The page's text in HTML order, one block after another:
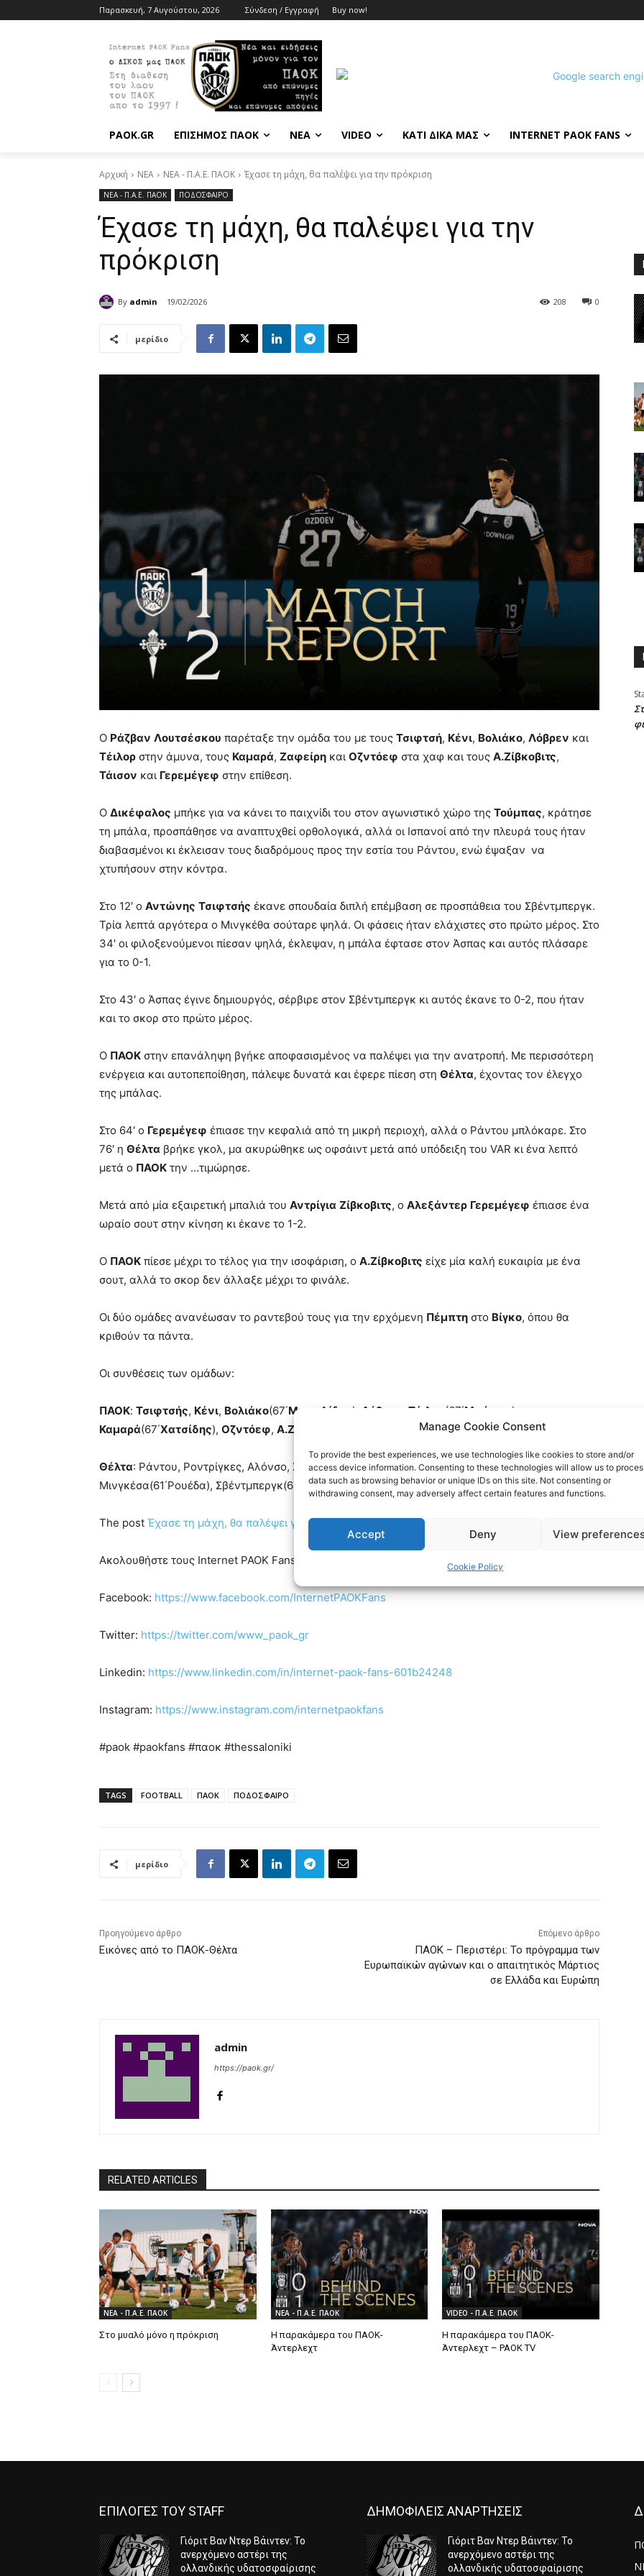
Manage Cookie Consent
To provide the best experiences, we use technologies like cookies to store and/or
access device information. Consenting to these technologies will allow us to
data such as browsing behavior or unique IDs on this site. Not consenting or
withdrawing consent, may adversely affect certain features and functions.
Accept Deny View
Cookie Policy
Παρασκευή, 7 Αυγούστου, 2026 Σύνδεση / Εγγραφή Buy now!
PAOK.GR ΕΠΙΣΗΜΟΣ ΠΑΟΚ ΝΕΑ VIDEO ΚΑΤΙ ΔΙΚΑ ΜΑΣ INTERNET PAOK FANS
Αρχική ΝΕΑ ΝΕΑ - Π.Α.Ε. ΠΑΟΚ Έχασε τη μάχη, θα παλέψει για την πρόκριση
ΝΕΑ - Π.Α.Ε. ΠΑΟΚ ΠΟΔΟΣΦΑΙΡΟ
Έχασε τη μάχη, θα παλέψει για την
πρόκριση
By admin 19/02/2026 0
208
μερίδιο
Ο Ράζβαν Λουτσέσκου παρέταξε την ομάδα του με τους Τσιφτσή, Κένι, Βολιάκο, Λόβρεν και
Τέιλορ στην άμυνα, τους Καμαρά, Ζαφείρη και Οζντόεφ στα χαφ και τους Α.Ζίβκοβιτς,
Τάισον και Γερεμέγεφ στην επίθεση.
Ο Δικέφαλος μπήκε για να κάνει το παιχνίδι του στον αγωνιστικό χώρο της Τούμπας, κράτησε
τη μπάλα, προσπάθησε να αναπτυχθεί ορθολογικά, αλλά οι Ισπανοί από την πλευρά τους ήταν
διαβασμένοι κι έκλεισαν τους διαδρόμους προς την εστία του Ράντου, ενώ έψαξαν να
χτυπήσουν στην κόντρα.
Στο 12′ ο Αντώνης Τσιφτσής έκανε σπουδαία διπλή επέμβαση σε προσπάθεια του Σβέντμπεργκ.
Τρία λεπτά αργότερα ο Μινγκέθα σούταρε ψηλά. Οι φάσεις ήταν ελάχιστες στο πρώτο μέρος. Στο
34′ οι φιλοξενούμενοι πίεσαν ψηλά, έκλεψαν, η μπάλα έφτασε στον Άσπας και αυτός πλάσαρε
για το 0-1.
Στο 43′ ο Άσπας έγινε δημιουργός, σέρβιρε στον Σβέντμπεργκ κι αυτός έκανε το 0-2, που ήταν
και το σκορ στο πρώτο μέρος.
Ο ΠΑΟΚ στην επανάληψη βγήκε αποφασισμένος να παλέψει για την ανατροπή. Με περισσότερη
ενέργεια και αυτοπεποίθηση, πάλεψε δυνατά και έφερε πίεση στη Θέλτα, έχοντας τον έλεγχο
της μπάλας.
Στο 64′ ο Γερεμέγεφ έπιασε την κεφαλιά από τη μικρή περιοχή, αλλά ο Ράντου μπλόκαρε. Στο
76′ η Θέλτα βρήκε γκολ, μα ακυρώθηκε ως οφσάιντ μετά από υπόδειξη του VAR κι ένα λεπτό
μετά ο ΠΑΟΚ την …τιμώρησε.
Μετά από μία εξαιρετική μπαλιά του Αντρίγια Ζίβκοβιτς, ο Αλεξάντερ Γερεμέγεφ έπιασε ένα
ωραίο σουτ στην κίνηση κι έκανε το 1-2.
Ο ΠΑΟΚ πίεσε μέχρι το τέλος για την ισοφάριση, ο Α.Ζίβκοβιτς είχε μία καλή ευκαιρία με ένα
σουτ, αλλά το σκορ δεν άλλαξε μέχρι το φινάλε.
Οι δύο ομάδες ανανέωσαν το ραντεβού τους για την ερχόμενη Πέμπτη στο Βίγκο, όπου θα
κριθούν τα πάντα.
Οι συνθέσεις των ομάδων:
ΠΑΟΚ: Τσιφτσής, Κένι, Βολιάκο(67΄Μιχαηλίδης ), Λόβρεν Τέιλορ (67΄Μπάμπα ),
Καμαρά(67΄Χατσίδης), Οζντόεφ, Α.Ζίβκοβιτς Ζαφείρης,Γερεμέγεφ.
Θέλτα: Ράντου, Ροντρίγκες, Αλόνσο, Στάρφελτ, Καρέιρα, Μορίμπα, Ρομάν(86΄Βεσίνο),
Μινγκέσα(61΄Ρουέδα), Σβέντμπεργκ(65΄Λόπες), Ιγκλέσιας(61΄Γιουτγκλά), Άσπας(65΄Άλβαρες).
The post Έχασε τη μάχη, θα παλέψει για την πρόκρισηappeared first on
Ακολουθήστε τους Internet PAOK Fans στα social media:
Facebook: https://www.facebook.com/InternetPAOKFans
Twitter: https://twitter.com/www_paok_gr
Linkedin: https://www.linkedin.com/in/internet-paok-fans-601b24248
Instagram: https://www.instagram.com/internetpaokfans
#paok #paokfans #παοκ #thessaloniki
TAGS FOOTBALL ΠΑΟΚ ΠΟΔΟΣΦΑΙΡΟ
μερίδιο
Προηγούμενο άρθρο
Εικόνες από το ΠΑΟΚ-Θέλτα
Επόμενο άρθρο
ΠΑΟΚ – Περιστέρι: Το πρόγραμμα των
Ευρωπαϊκών αγώνων και ο απαιτητικός Μάρτιος
σε Ελλάδα και Ευρώπη
admin
https://paok.gr/
RELATED ARTICLES
ΝΕΑ - Π.Α.Ε. ΠΑΟΚ
Στο μυαλό μόνο η πρόκριση
ΝΕΑ - Π.Α.Ε. ΠΑΟΚ
Η παρακάμερα του ΠΑΟΚ-
Άντερλεχτ
VIDEO - Π.Α.Ε. ΠΑΟΚ
Η παρακάμερα του ΠΑΟK-
Άντερλεχτ – PAOK TV
ΕΠΙΛΟΓΕΣ ΤΟΥ STAFF
Γιόριτ Βαν Ντερ Βάιντεν: Το
ανερχόμενο αστέρι της
ολλανδικής υδατοσφαίρισης
ΔΗΜΟΦΙΛΕΙΣ ΑΝΑΡΤΗΣΕΙΣ
Γιόριτ Βαν Ντερ Βάιντεν: Το
ανερχόμενο αστέρι της
ολλανδικής υδατοσφαίρισης